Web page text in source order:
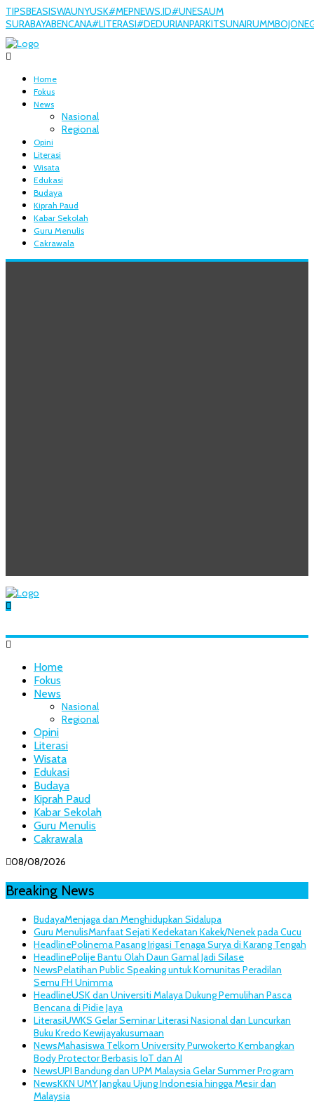
TIPSBEASISWAUNYUSK#MEPNEWS.ID#UNESAUM
SURABAYABENCANA#LITERASI#DEDURIANPARKITSUNAIRUMM
Home
Fokus
News
Nasional
Regional
Opini
Literasi
Wisata
Edukasi
Budaya
Kiprah Paud
Kabar Sekolah
Guru Menulis
Cakrawala
Home
Fokus
News
Nasional
Regional
Opini
Literasi
Wisata
Edukasi
Budaya
Kiprah Paud
Kabar Sekolah
Guru Menulis
Cakrawala
08/08/2026
Breaking News
BudayaMenjaga dan Menghidupkan Sidalupa
Guru MenulisManfaat Sejati Kedekatan Kakek/Nenek pada Cucu
HeadlinePolinema Pasang Irigasi Tenaga Surya di Karang Tengah
HeadlinePolije Bantu Olah Daun Gamal Jadi Silase
NewsPelatihan Public Speaking untuk Komunitas Peradilan
Semu FH Unimma
HeadlineUSK dan Universiti Malaya Dukung Pemulihan Pasca
Bencana di Pidie Jaya
LiterasiUWKS Gelar Seminar Literasi Nasional dan Luncurkan
Buku Kredo Kewijayakusumaan
NewsMahasiswa Telkom University Purwokerto Kembangkan
Body Protector Berbasis IoT dan AI
NewsUPI Bandung dan UPM Malaysia Gelar Summer Program
NewsKKN UMY Jangkau Ujung Indonesia hingga Mesir dan
Malaysia